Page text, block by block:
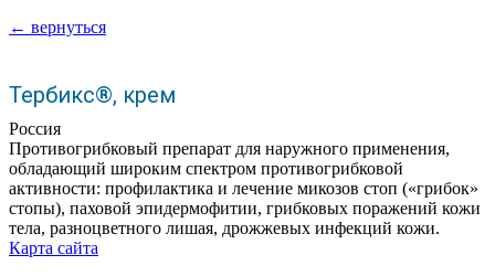
← вернуться
Тербикс®, крем
Россия
Противогрибковый препарат для наружного применения,
обладающий широким спектром противогрибковой
активности: профилактика и лечение микозов стоп («грибок»
стопы), паховой эпидермофитии, грибковых поражений кожи
тела, разноцветного лишая, дрожжевых инфекций кожи.
Карта сайта